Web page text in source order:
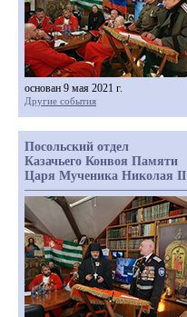
основан 9 мая 2021 г.
Другие события
Посольский отдел
Казачьего Конвоя Памяти
Царя Мученика Николая II